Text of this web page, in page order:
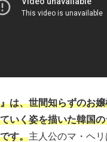
は、世間知らずのお
いく姿を描いた韓国
す。主人公のマ・ヘ